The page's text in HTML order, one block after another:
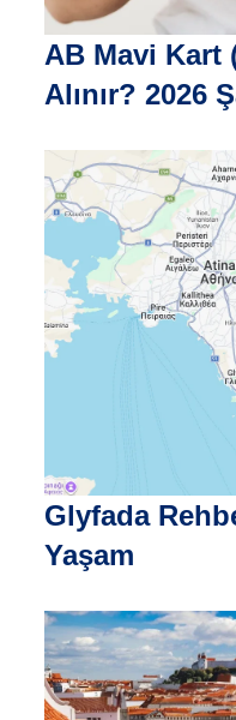
AB Mavi Kart
Alınır? 2026
Glyfada
Yaşam